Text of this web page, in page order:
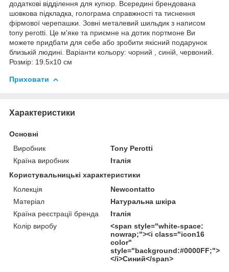
додаткові відділення для купюр. Всередині брендована
шовкова підкладка, голограма справжності та тиснення
фірмової черепашки. Зовні металевий шильдик з написом
tony perotti. Це м'яке та приємне на дотик портмоне Ви
можете придбати для себе або зробити якісний подарунок
близькій людині. Варіанти кольору: чорний , синій, червоний.
Розмір: 19.5х10 см
Приховати
Характеристики
Основні
Виробник
Tony Perotti
Країна виробник
Італія
Користувальницькі характеристики
Колекція
Newcontatto
Матеріал
Натуральна шкіра
Країна реєстрації бренда
Італія
Колір виробу
<span style="white-space:
nowrap;"><i class="icon16
color"
style="background:#0000FF;">
</i>Синий</span>